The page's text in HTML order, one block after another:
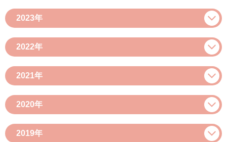
2023年
2022年
2021年
2020年
2019年